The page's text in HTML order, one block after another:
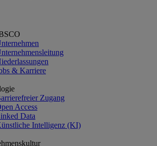
& Karriere
Zugang
Access
Data
Intelligenz (KI)